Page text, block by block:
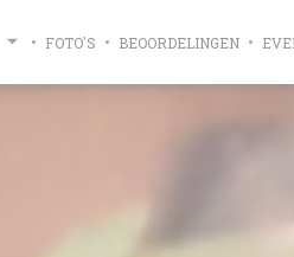
FOTO'S BEOORDELINGEN